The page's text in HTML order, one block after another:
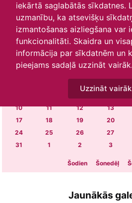
iekārtā saglabātās sīkdatnes.
uzmanību, ka atsevišķu
izmantošanas aizliegšana var
funkcionalitāti. Skaidra un
informācija par sīkdatnēm un
pieejams sadaļā uzzināt vairāk.
Uzzināt vairāk
P O T C
10
11 12 13
17
18 19 20
24
25 26 27
31
1 2 3
Šodien Šonedēļ
Jaunākās